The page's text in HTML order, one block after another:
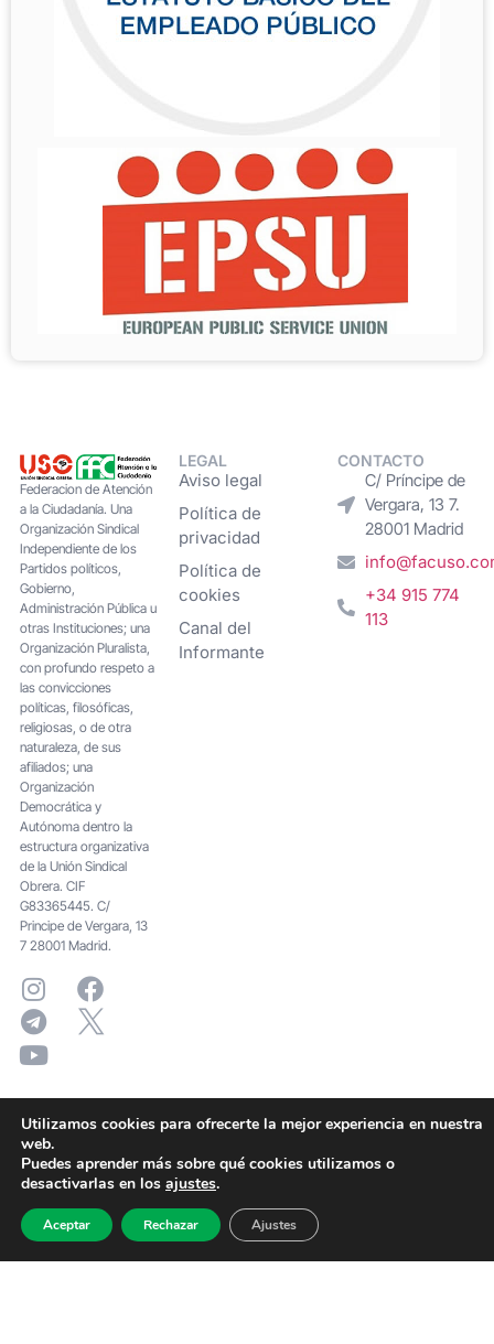
Federacion de Atención
a la Ciudadanía. Una
Organización Sindical
Independiente de los
Partidos políticos,
Gobierno,
Administración Pública u
otras Instituciones; una
Organización Pluralista,
con profundo respeto a
las convicciones
políticas, filosóficas,
religiosas, o de otra
naturaleza, de sus
afiliados; una
Organización
Democrática y
Autónoma dentro la
estructura organizativa
de la Unión Sindical
Obrera. CIF
G83365445. C/
Principe de Vergara, 13
7 28001 Madrid.
LEGAL
Aviso legal
Política de
privacidad
Política de
cookies
Canal del
Informante
CONTACTO
C/ Príncipe de
Vergara, 13 7.
28001 Madrid
+34 915 774
113
Utilizamos cookies para ofrecerte la mejor experiencia en nuestra
web.
Puedes aprender más sobre qué cookies utilizamos o
desactivarlas en los ajustes.
Aceptar Rechazar Ajustes